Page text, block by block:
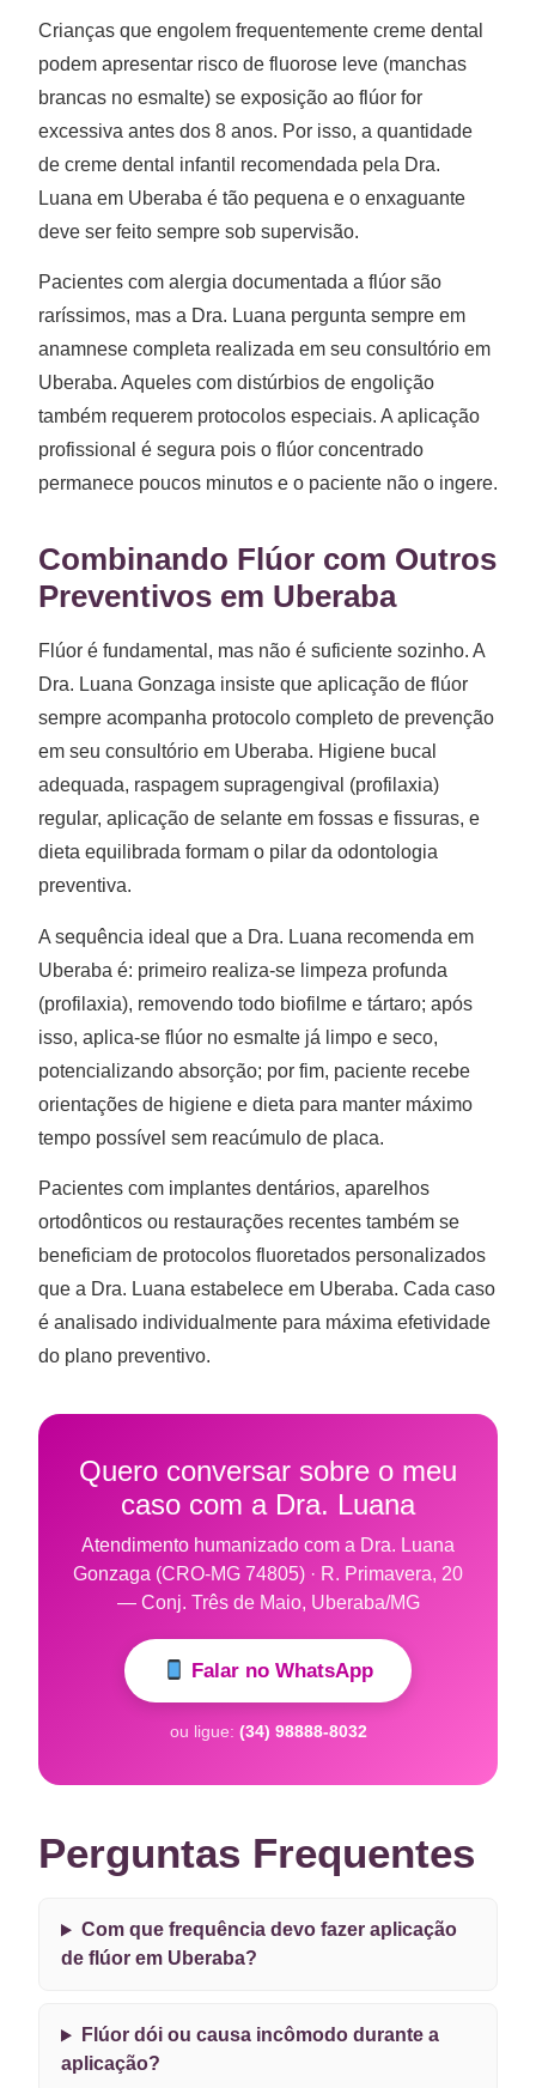
Crianças que engolem frequentemente creme dental
podem apresentar risco de fluorose leve (manchas
brancas no esmalte) se exposição ao flúor for
excessiva antes dos 8 anos. Por isso, a quantidade
de creme dental infantil recomendada pela Dra.
Luana em Uberaba é tão pequena e o enxaguante
deve ser feito sempre sob supervisão.
Pacientes com alergia documentada a flúor são
raríssimos, mas a Dra. Luana pergunta sempre em
anamnese completa realizada em seu consultório em
Uberaba. Aqueles com distúrbios de engolição
também requerem protocolos especiais. A aplicação
profissional é segura pois o flúor concentrado
permanece poucos minutos e o paciente não o ingere.
Combinando Flúor com Outros
Preventivos em Uberaba
Flúor é fundamental, mas não é suficiente sozinho. A
Dra. Luana Gonzaga insiste que aplicação de flúor
sempre acompanha protocolo completo de prevenção
em seu consultório em Uberaba. Higiene bucal
adequada, raspagem supragengival (profilaxia)
regular, aplicação de selante em fossas e fissuras, e
dieta equilibrada formam o pilar da odontologia
preventiva.
A sequência ideal que a Dra. Luana recomenda em
Uberaba é: primeiro realiza-se limpeza profunda
(profilaxia), removendo todo biofilme e tártaro; após
isso, aplica-se flúor no esmalte já limpo e seco,
potencializando absorção; por fim, paciente recebe
orientações de higiene e dieta para manter máximo
tempo possível sem reacúmulo de placa.
Pacientes com implantes dentários, aparelhos
ortodônticos ou restaurações recentes também se
beneficiam de protocolos fluoretados personalizados
que a Dra. Luana estabelece em Uberaba. Cada caso
é analisado individualmente para máxima efetividade
do plano preventivo.
Quero conversar sobre o meu
caso com a Dra. Luana
Atendimento humanizado com a Dra. Luana
Gonzaga (CRO-MG 74805) · R. Primavera, 20
— Conj. Três de Maio, Uberaba/MG
Falar no WhatsApp
ou ligue: (34) 98888-8032
Perguntas Frequentes
Com que frequência devo fazer aplicação
de flúor em Uberaba?
Flúor dói ou causa incômodo durante a
aplicação?